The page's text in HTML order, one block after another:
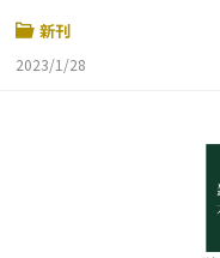
新刊
2023/1/28